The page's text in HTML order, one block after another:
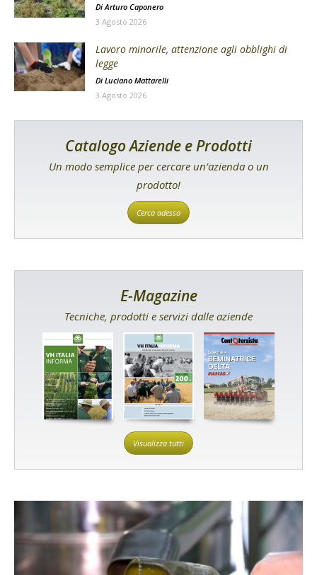
Di Arturo Caponero
3 Agosto 2026
Lavoro minorile, attenzione agli obblighi di
legge
Di Luciano Mattarelli
3 Agosto 2026
Catalogo Aziende e Prodotti
Un modo semplice per cercare un’azienda o un
prodotto!
Cerca adesso
E-Magazine
Tecniche, prodotti e servizi dalle aziende
Visualizza tutti